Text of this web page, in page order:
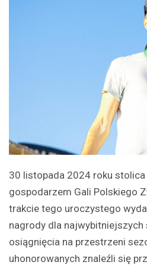
30 listopada 2024 roku stolica
gospodarzem Gali Polskiego
trakcie tego uroczystego
nagrody dla
osiągnięcia na przestrzeni
uhonorowanych znaleźli się